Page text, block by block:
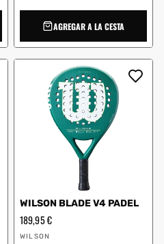
AGREGAR A LA CESTA
WILSON BLADE V4 PADEL
Precio
habitual
189,95 €
Proveedor:
WILSON